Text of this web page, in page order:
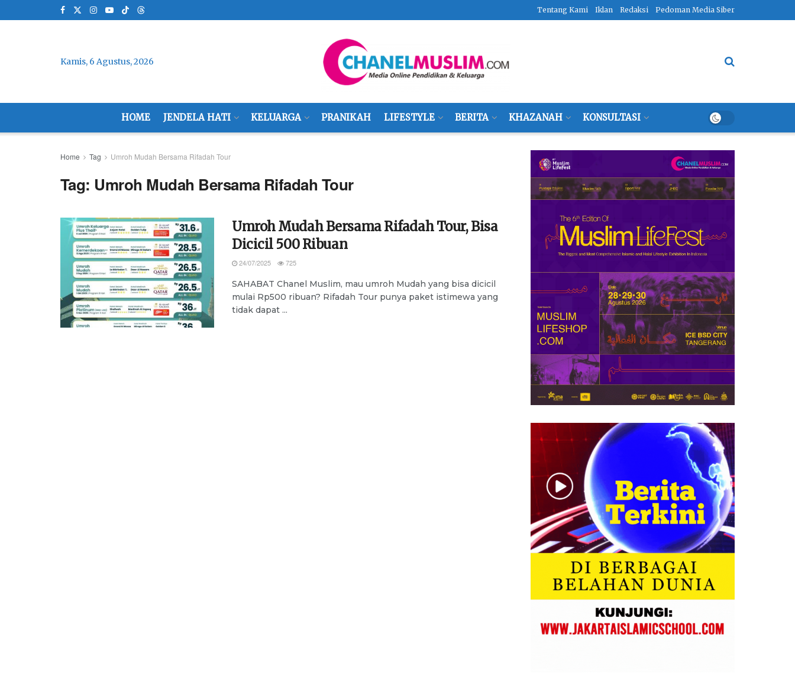
Tentang Kami Iklan Redaksi Pedoman Media Siber
Kamis, 6 Agustus, 2026
HOME JENDELA HATI KELUARGA PRANIKAH LIFESTYLE BERITA KHAZANAH KONSULTASI
Home Tag Umroh Mudah Bersama Rifadah Tour
Tag: Umroh Mudah Bersama Rifadah Tour
Umroh Mudah Bersama Rifadah Tour, Bisa
Dicicil 500 Ribuan
24/07/2025 725
SAHABAT Chanel Muslim, mau umroh Mudah yang bisa dicicil
mulai Rp500 ribuan? Rifadah Tour punya paket istimewa yang
tidak dapat ...